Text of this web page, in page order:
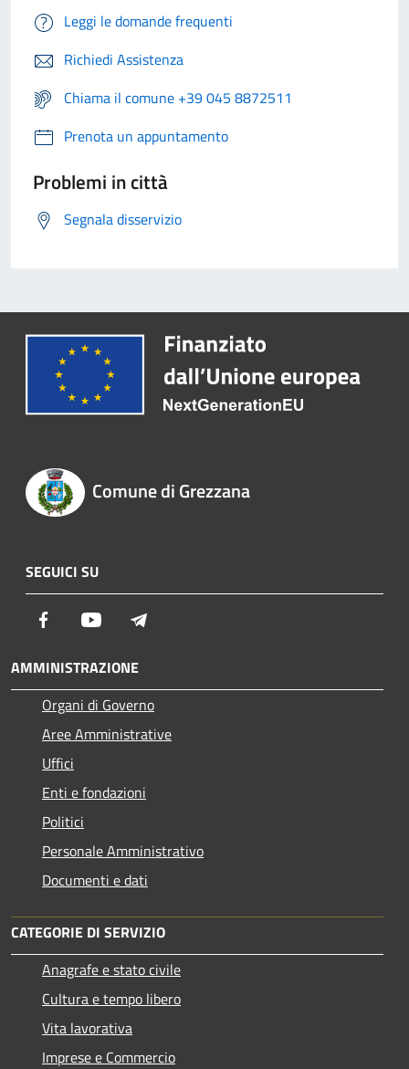
Leggi le domande frequenti
Richiedi Assistenza
Chiama il comune +39 045 8872511
Prenota un appuntamento
Problemi in città
Segnala disservizio
Comune di Grezzana
SEGUICI SU
Facebook Youtube
AMMINISTRAZIONE
Organi di Governo
Aree Amministrative
Uffici
Enti e fondazioni
Politici
Personale Amministrativo
Documenti e dati
CATEGORIE DI SERVIZIO
Anagrafe e stato civile
Cultura e tempo libero
Vita lavorativa
Imprese e Commercio